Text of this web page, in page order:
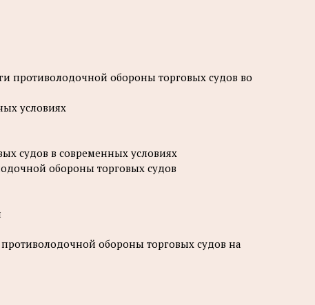
противолодочной обороны торговых судов во
условиях
судов в современных условиях
обороны торговых судов
обороны торговых судов на